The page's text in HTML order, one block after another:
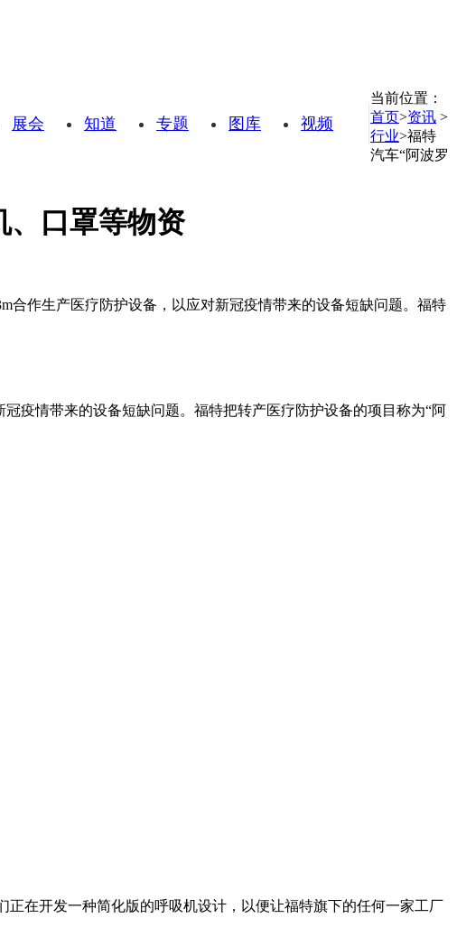
展会 知道 专题 图库 视频
当前位置：
首页>资讯 >
行业>福特
汽车“阿波罗
、口罩等物资
合作生产医疗防护设备，以应对新冠疫情带来的设备短缺问题。福特
疫情带来的设备短缺问题。福特把转产医疗防护设备的项目称为“阿
在开发一种简化版的呼吸机设计，以便让福特旗下的任何一家工厂